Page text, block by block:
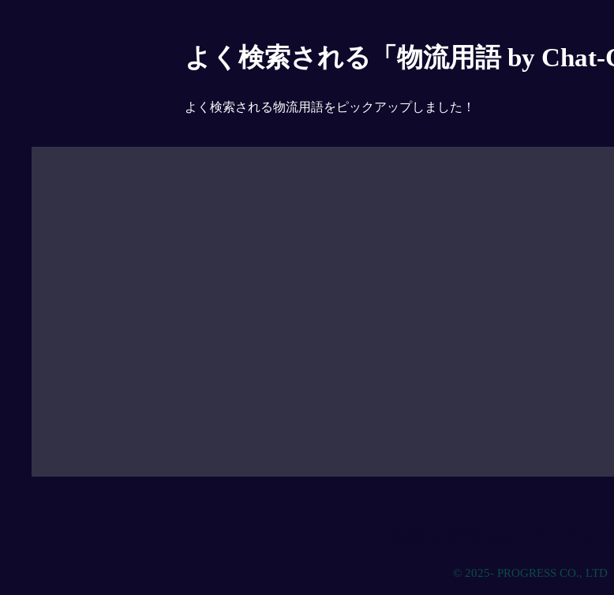
よく検索される「物流用語 by Chat-
よく検索される物流用語をピックアップしました！
© 2025- PROGRESS CO., LTD